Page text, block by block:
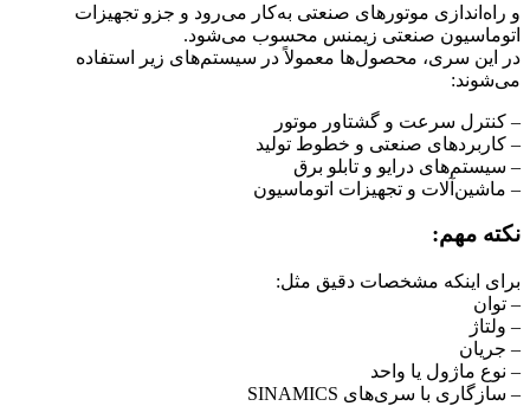
و راه‌اندازی موتورهای صنعتی به‌کار می‌رود و جزو تجهیزات
اتوماسیون صنعتی زیمنس محسوب می‌شود.
در این سری، محصول‌ها معمولاً در سیستم‌های زیر استفاده
می‌شوند:
– کنترل سرعت و گشتاور موتور
– کاربردهای صنعتی و خطوط تولید
– سیستم‌های درایو و تابلو برق
– ماشین‌آلات و تجهیزات اتوماسیون
نکته مهم:
برای اینکه مشخصات دقیق مثل:
– توان
– ولتاژ
– جریان
– نوع ماژول یا واحد
– سازگاری با سری‌های SINAMICS